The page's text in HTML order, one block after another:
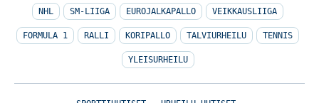
NHL SM-LIIGA EUROJALKAPALLO VEIKKAUSLIIGA
FORMULA 1 RALLI KORIPALLO TALVIURHEILU TENNIS
YLEISURHEILU